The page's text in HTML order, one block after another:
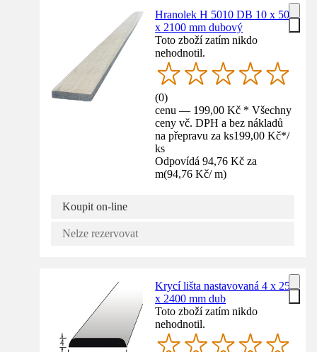
Hranolek H 5010 DB 10 x 50
x 2100 mm dubový
Toto zboží zatím nikdo
nehodnotil.
(0)
cenu — 199,00 Kč * Všechny
ceny vč. DPH a bez nákladů
na přepravu za ks199,00 Kč*/
ks
Odpovídá 94,76 Kč za
m(94,76 Kč/ m)
Koupit on-line
Nelze rezervovat
Krycí lišta nastavovaná 4 x 25
x 2400 mm dub
Toto zboží zatím nikdo
nehodnotil.